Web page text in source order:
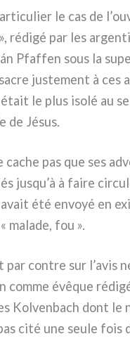
le cas de
rédi­gé par les
Pfaffen sous la
juste­ment à ces
le plus iso­lé au
de Jésus.
cache pas que ses
jusqu’à à fai­re
été envoyé en
mala­de, fou ».
par con­tre sur l’avis
com­me évê­que
Kolvenbach dont le
cité une seu­le fois